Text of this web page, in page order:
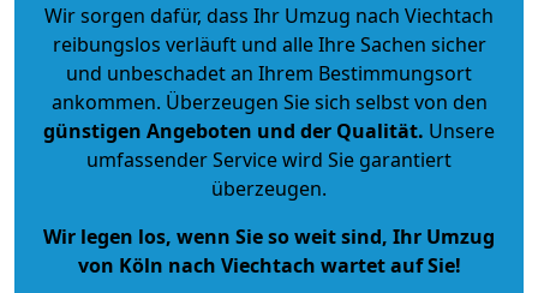
Wir sorgen dafür, dass Ihr Umzug nach Viechtach
reibungslos verläuft und alle Ihre Sachen sicher
und unbeschadet an Ihrem Bestimmungsort
ankommen. Überzeugen Sie sich selbst von den
günstigen Angeboten und der Qualität. Unsere
umfassender Service wird Sie garantiert
überzeugen.
Wir legen los, wenn Sie so weit sind, Ihr Umzug
von Köln nach Viechtach wartet auf Sie!